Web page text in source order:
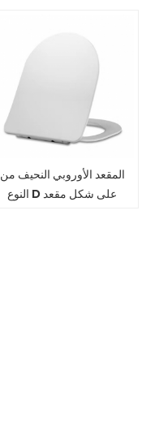
المقعد الأوروبي النحيف من
النوع D على شكل مقعد